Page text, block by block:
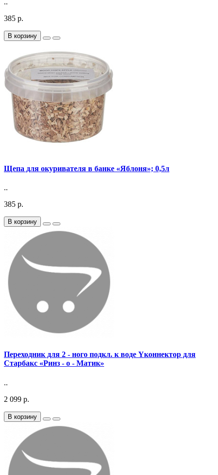
385 р.
В корзину
Щепа для окуривателя в банке «Яблоня»; 0,5л
..
385 р.
В корзину
Переходник для 2 - ного подкл. к воде Yконнектор для
Старбакс «Ринз - о - Матик»
..
2 099 р.
В корзину